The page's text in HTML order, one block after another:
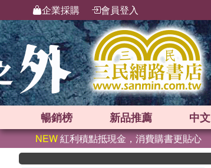
企業採購 會員登入
暢銷榜 新品推薦 中文
NEW紅利積點抵現金，消費購書更貼心